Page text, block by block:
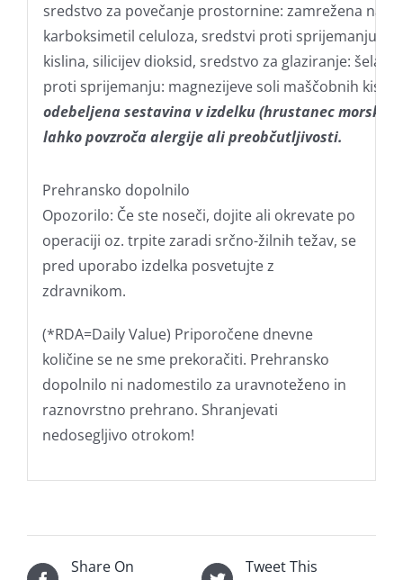
sredstvo za povečanje prostornine: zamrežena
karboksimetil celuloza, sredstvi proti sprijemanju:
kislina, silicijev dioksid, sredstvo za glaziranje: šelak,
proti sprijemanju: magnezijeve soli maščobnih kislin.
odebeljena sestavina v izdelku (hrustanec
lahko povzroča alergije ali preobčutljivosti.
Prehransko dopolnilo
Opozorilo: Če ste noseči, dojite ali okrevate po
operaciji oz. trpite zaradi srčno-žilnih težav, se
pred uporabo izdelka posvetujte z
zdravnikom.
(*RDA=Daily Value) Priporočene dnevne
količine se ne sme prekoračiti. Prehransko
dopolnilo ni nadomestilo za uravnoteženo in
raznovrstno prehrano. Shranjevati
nedosegljivo otrokom!
Share On
Tweet This